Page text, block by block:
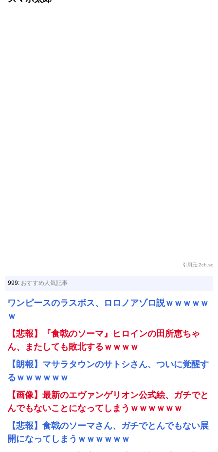
引用元:2ch.sc
999: おすすめ人気記事
ワンピースのラスボス、ロロノアゾロ説ｗｗｗｗｗ
ｗ
【悲報】『食戟のソーマ』ヒロインの田所恵ちゃ
ん、またしても敗北するｗｗｗｗ
【朗報】マサラタウンのサトシさん、ついに覚醒す
るｗｗｗｗｗｗ
【画像】最新のエヴァンゲリオン公式絵、ガチでと
んでもないことになってしまうｗｗｗｗｗｗ
【悲報】食戟のソーマさん、ガチでとんでもない展
開になってしまうｗｗｗｗｗｗ